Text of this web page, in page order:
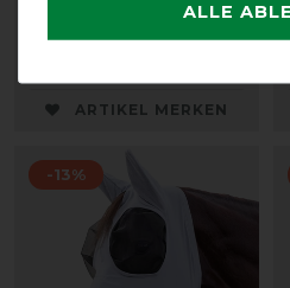
vorher 64,95 €
ARTIKEL MERKEN
-13%
ALLE